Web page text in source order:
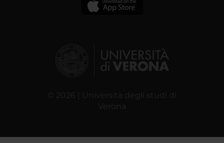
© 2026 | Università degli studi di
Verona